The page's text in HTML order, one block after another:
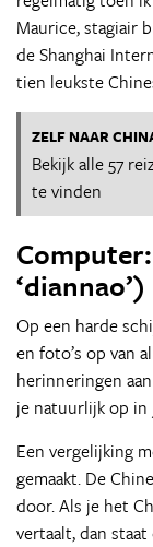
Maurice, stagiair
de Shanghai
tien leukste
ZELF NAAR
Bekijk alle 57
te vinden
‘diannao’)
Op een harde
en foto’s op van
herinneringen
je natuurlijk op in
Een vergelijking
gemaakt. De
door. Als je het
vertaalt, dan staat